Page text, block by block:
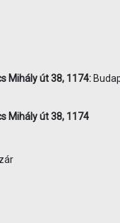
Mihály út 38, 1174:
Mihály út 38, 1174